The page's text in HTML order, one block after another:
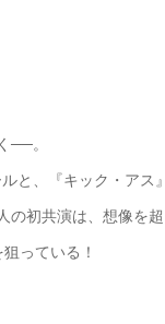
──。
と、『キック・アス』
の初共演は、想像を超
っている！